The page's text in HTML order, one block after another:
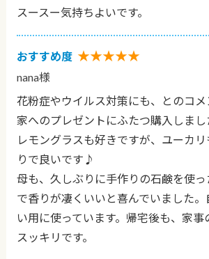
スースー気持ちよいです。
おすすめ度 ★★★★★
nana様
花粉症やウイルス対策にも、とのコ
家へのプレゼントにふたつ購入しま
レモングラスも好きですが、ユーカ
りで良いです♪
母も、久しぶりに手作りの石鹸を使
で香りが凄くいいと喜んでいました
い用に使っています。帰宅後も、家
スッキリです。